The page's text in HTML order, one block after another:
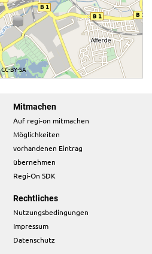
CC-BY-SA
Mitmachen
Auf regi-on mitmachen
Möglichkeiten
vorhandenen Eintrag
übernehmen
Regi-On SDK
Rechtliches
Nutzungsbedingungen
Impressum
Datenschutz